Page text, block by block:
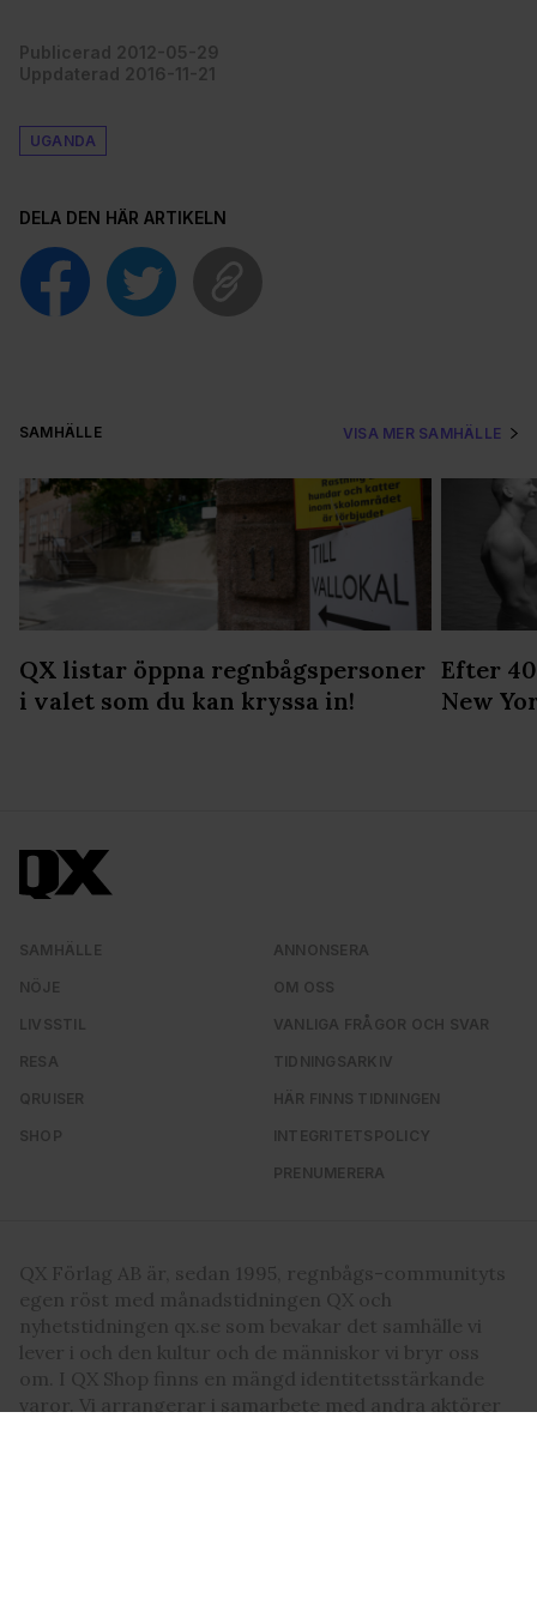
Publicerad 2012-05-29
Uppdaterad 2016-11-21
UGANDA
DELA DEN HÄR ARTIKELN
SAMHÄLLE VISA MER SAMHÄLLE
QX listar öppna regnbågspersoner
i valet som du kan kryssa in!
Efter
New
SAMHÄLLE
NÖJE
LIVSSTIL
RESA
QRUISER
SHOP
ANNONSERA
OM OSS
VANLIGA FRÅGOR OCH SVAR
TIDNINGSARKIV
HÄR FINNS TIDNINGEN
INTEGRITETSPOLICY
PRENUMERERA
QX Förlag AB är, sedan 1995, regnbågs-communityts
egen röst med månadstidningen QX och
nyhetstidningen qx.se som bevakar det samhälle vi
lever i och den kultur och de människor vi bryr oss
om. I QX Shop finns en mängd identitetsstärkande
varor. Vi arrangerar i samarbete med andra aktörer